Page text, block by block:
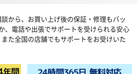
から、お買い上げ後の保証・修理もバッ
、電話や出張でサポートを受けられる安心
た全国の店舗でもサポートをお受けいた